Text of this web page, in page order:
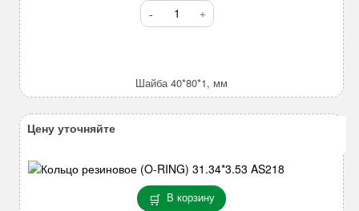
Количество
товара
Шайба 40*80*1, мм
В корзину
Цену уточняйте